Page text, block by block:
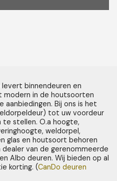
levert binnendeuren en
modern in de houtsoorten
aanbiedingen. Bij ons is het
tot uw voordeur
te stellen. O.a hoogte,
weldorpel,
glas en houtsoort behoren
van de gerenommeerde
Albo deuren. Wij bieden op al
korting. (CanDo deuren